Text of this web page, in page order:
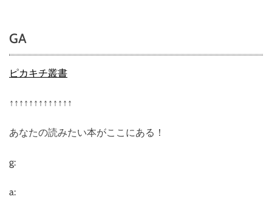
リ
GA
ピカキチ叢書
↑↑↑↑↑↑↑↑↑↑↑↑↑
あなたの読みたい本がここにある！
g:
a: